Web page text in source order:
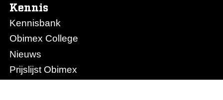
Kennis
Kennisbank
Obimex College
Nieuws
Prijslijst Obimex